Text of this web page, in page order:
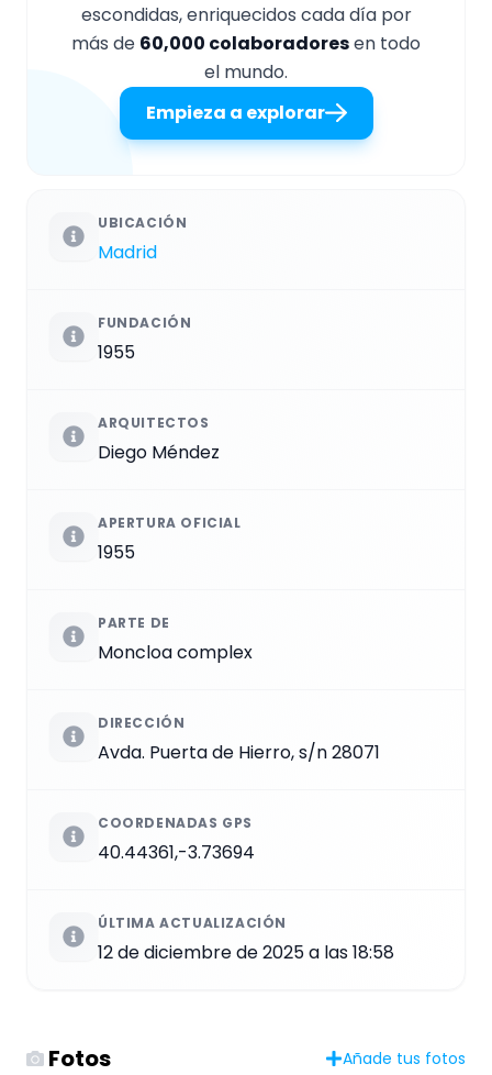
escondidas, enriquecidos cada día por
más de 60,000 colaboradoresen todo
el mundo.
Empieza a explorar
UBICACIÓN
Madrid
FUNDACIÓN
1955
ARQUITECTOS
Diego Méndez
APERTURA OFICIAL
1955
PARTE DE
Moncloa complex
DIRECCIÓN
Avda. Puerta de Hierro, s/n 28071
COORDENADAS GPS
40.44361,-3.73694
ÚLTIMA ACTUALIZACIÓN
12 de diciembre de 2025 a las 18:58
Fotos Añade tus fotos